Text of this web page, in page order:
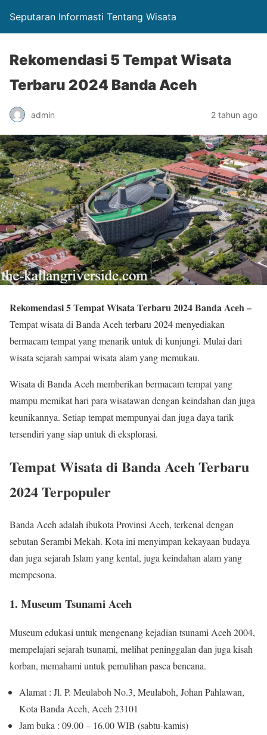
Seputaran Informasti Tentang Wisata
Rekomendasi 5 Tempat Wisata
Terbaru 2024 Banda Aceh
admin 2 tahun ago
Rekomendasi 5 Tempat Wisata Terbaru 2024 Banda Aceh –
Tempat wisata di Banda Aceh terbaru 2024 menyediakan
bermacam tempat yang menarik untuk di kunjungi. Mulai dari
wisata sejarah sampai wisata alam yang memukau.
Wisata di Banda Aceh memberikan bermacam tempat yang
mampu memikat hari para wisatawan dengan keindahan dan juga
keunikannya. Setiap tempat mempunyai dan juga daya tarik
tersendiri yang siap untuk di eksplorasi.
Tempat Wisata di Banda Aceh Terbaru
2024 Terpopuler
Banda Aceh adalah ibukota Provinsi Aceh, terkenal dengan
sebutan Serambi Mekah. Kota ini menyimpan kekayaan budaya
dan juga sejarah Islam yang kental, juga keindahan alam yang
mempesona.
1. Museum Tsunami Aceh
Museum edukasi untuk mengenang kejadian tsunami Aceh 2004,
mempelajari sejarah tsunami, melihat peninggalan dan juga kisah
korban, memahami untuk pemulihan pasca bencana.
Alamat : Jl. P. Meulaboh No.3, Meulaboh, Johan Pahlawan,
Kota Banda Aceh, Aceh 23101
Jam buka : 09.00 – 16.00 WIB (sabtu-kamis)